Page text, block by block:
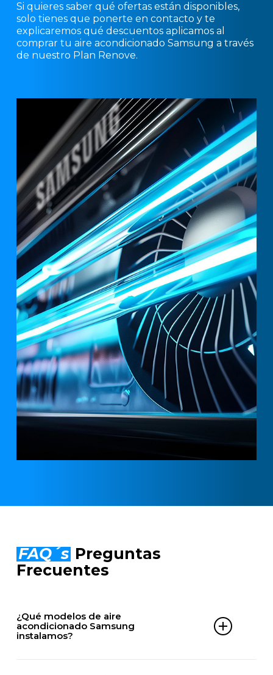
Si quieres saber qué ofertas están disponibles,
solo tienes que ponerte en contacto y te
explicaremos qué descuentos aplicamos al
comprar tu aire acondicionado Samsung a través
de nuestro Plan Renove.
FAQ´s Preguntas
Frecuentes
¿Qué modelos de aire
acondicionado Samsung
instalamos?